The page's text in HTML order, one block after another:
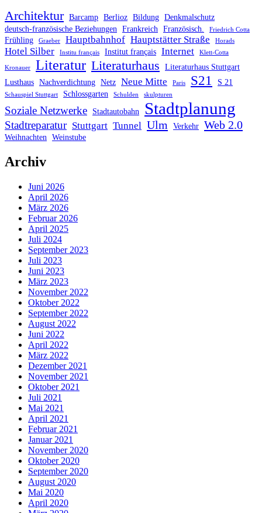
Architektur Barcamp Berlioz Bildung Denkmalschutz
deutsch-französische Beziehungen Frankreich Französisch. Friedrich Cotta
Frühling Graeber Hauptbahnhof Hauptstätter Straße Horads
Hotel Silber Institu français Institut français Internet Klett-Cotta
Kronauer Literatur Literaturhaus
Literaturhaus Stuttgart
Lusthaus Nachverdichtung Netz Neue Mitte Paris S21 S 21
Schauspiel Stuttgart Schlossgarten Schulden skulpturen
Soziale Netzwerke Stadtautobahn Stadtplanung
Stadtreparatur Stuttgart Tunnel Ulm Verkehr Web 2.0
Weihnachten Weinstube
Archiv
Juni 2026
April 2026
März 2026
Februar 2026
April 2025
Juli 2024
September 2023
Juli 2023
Juni 2023
März 2023
November 2022
Oktober 2022
September 2022
August 2022
Juni 2022
April 2022
März 2022
Dezember 2021
November 2021
Oktober 2021
Juli 2021
Mai 2021
April 2021
Februar 2021
Januar 2021
November 2020
Oktober 2020
September 2020
August 2020
Mai 2020
April 2020